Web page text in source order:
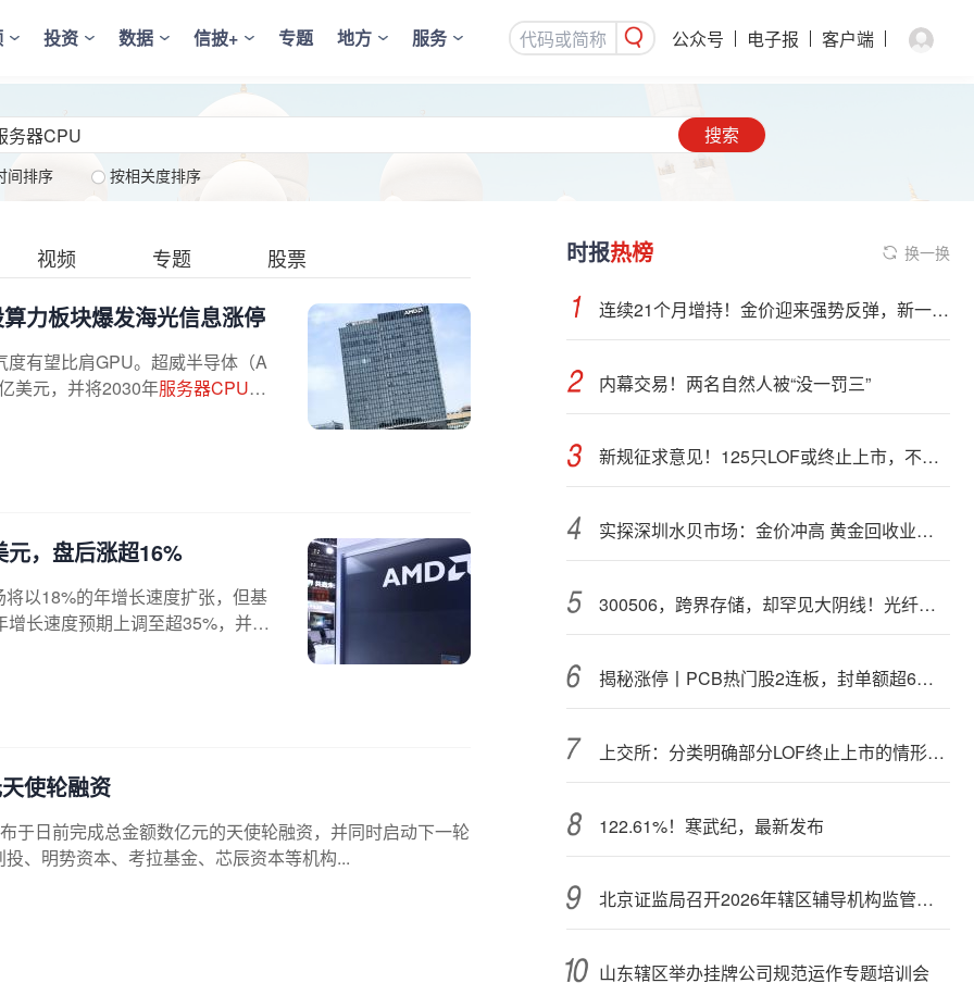
投资 数据 信披+ 专题 地方 服务 公众号 电子报 客户端
搜索
间排序 按相关度排序
视频 专题 股票
力板块爆发海光信息涨停
度有望比肩GPU。超威半导体（A
美元，并将2030年服务器CPU潜
，盘后涨超16%
将以18%的年增长速度扩张，但基
长速度预期上调至超35%，并预
使轮融资
于日前完成总金额数亿元的天使轮融资，并同时启动下一轮
、明势资本、考拉基金、芯辰资本等机构...
时报热榜 换一换
连续21个月增持！金价迎来强势反弹，新一轮上行窗口开启？
内幕交易！两名自然人被“没一罚三”
新规征求意见！125只LOF或终止上市，不影响基金正常投资运作
实探深圳水贝市场：金价冲高 黄金回收业务率先回暖
300506，跨界存储，却罕见大阴线！光纤需求激增，稀土细分原料，火了
揭秘涨停丨PCB热门股2连板，封单额超6亿元
上交所：分类明确部分LOF终止上市的情形和程序
122.61%！寒武纪，最新发布
北京证监局召开2026年辖区辅导机构监管交流会
山东辖区举办挂牌公司规范运作专题培训会